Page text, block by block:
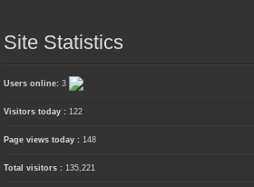
Site Statistics
Users online:3
Visitors today : 122
Page views today : 148
Total visitors : 135,221